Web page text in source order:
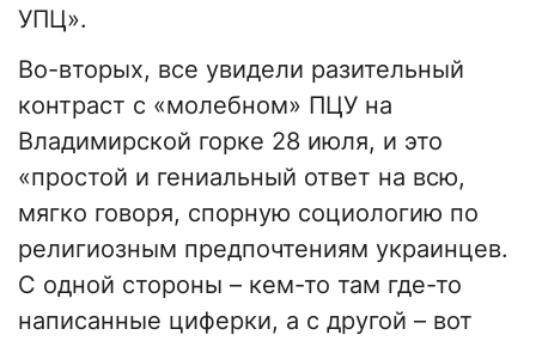
УПЦ».
Во-вторых, все увидели разительный
контраст с «молебном» ПЦУ на
Владимирской горке 28 июля, и это
«простой и гениальный ответ на всю,
мягко говоря, спорную социологию по
религиозным предпочтениям украинцев.
С одной стороны – кем-то там где-то
написанные циферки, а с другой – вот